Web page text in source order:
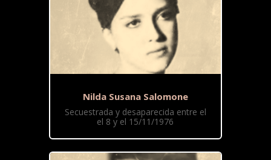
Nilda Susana Salomone
Secuestrada y desaparecida entre el
el 8 y el 15/11/1976